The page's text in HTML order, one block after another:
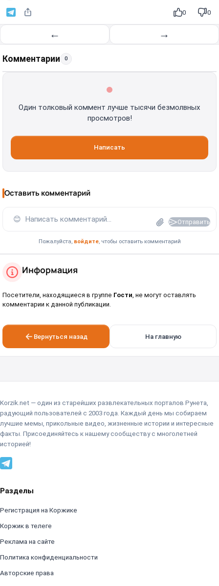
0 0
← →
Комментарии 0
Один толковый коммент лучше тысячи безмолвных
просмотров!
Написать
Оставить комментарий
😊 Написать комментарий... Отправить
Пожалуйста, войдите, чтобы оставить комментарий
Информация
Посетители, находящиеся в группе Гости , не могут оставлять
комментарии к данной публикации.
Вернуться назад На главную
Korzik.net — один из старейших развлекательных порталов Рунета,
радующий пользователей с 2003 года. Каждый день мы собираем
лучшие мемы, прикольные видео, жизненные истории и интересные
факты. Присоединяйтесь к нашему сообществу с многолетней
историей!
Разделы
Регистрация на Коржике
Коржик в телеге
Реклама на сайте
Политика конфиденциальности
Авторские права